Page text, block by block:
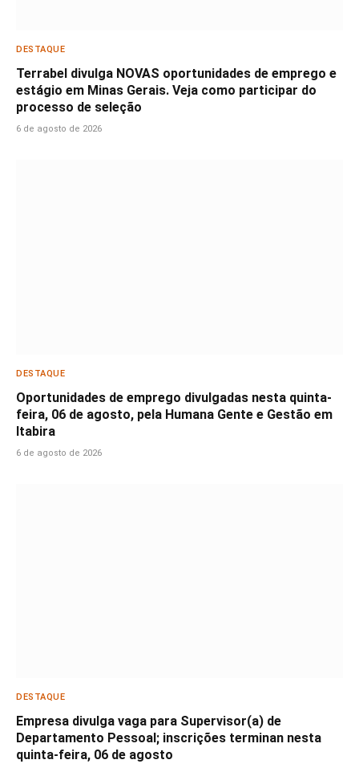
DESTAQUE
Terrabel divulga NOVAS oportunidades de emprego e
estágio em Minas Gerais. Veja como participar do
processo de seleção
6 de agosto de 2026
DESTAQUE
Oportunidades de emprego divulgadas nesta quinta-
feira, 06 de agosto, pela Humana Gente e Gestão em
Itabira
6 de agosto de 2026
DESTAQUE
Empresa divulga vaga para Supervisor(a) de
Departamento Pessoal; inscrições terminan nesta
quinta-feira, 06 de agosto